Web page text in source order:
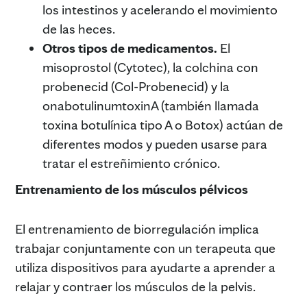
los intestinos y acelerando el movimiento
de las heces.
Otros tipos de medicamentos. El
misoprostol (Cytotec), la colchina con
probenecid (Col-Probenecid) y la
onabotulinumtoxinA (también llamada
toxina botulínica tipo A o Botox) actúan de
diferentes modos y pueden usarse para
tratar el estreñimiento crónico.
Entrenamiento de los músculos pélvicos
El entrenamiento de biorregulación implica
trabajar conjuntamente con un terapeuta que
utiliza dispositivos para ayudarte a aprender a
relajar y contraer los músculos de la pelvis.